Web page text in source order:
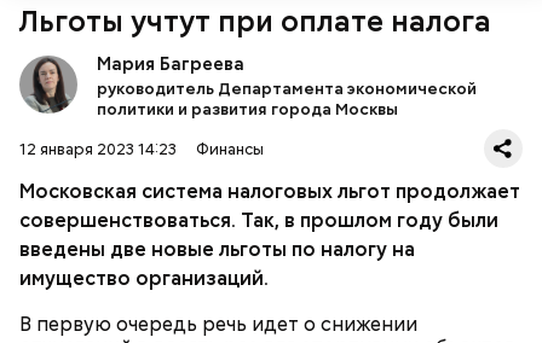
Льготы учтут при оплате налога
Мария Багреева
руководитель Департамента экономической
политики и развития города Москвы
12 января 2023 14:23
Финансы
Московская система налоговых льгот продолжает
совершенствоваться. Так, в прошлом году были
введены две новые льготы по налогу на
имущество организаций.
В первую очередь речь идет о снижении
Он также рассказал, что появление шаровых
молний не редкость и в Москве.
— Каждый год 26 апреля ездим на Митинское
кладбище. Для нас это важная дата. Потом
собираемся где-нибудь за столом и говорим о
личном, не о катастрофе, — добавляет он.